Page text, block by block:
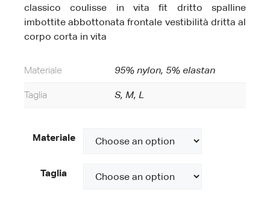
classico coulisse in vita fit dritto spalline
imbottite abbottonata frontale vestibilità dritta al
corpo corta in vita
Materiale 95% nylon, 5% elastan
Taglia S, M, L
Materiale
Taglia